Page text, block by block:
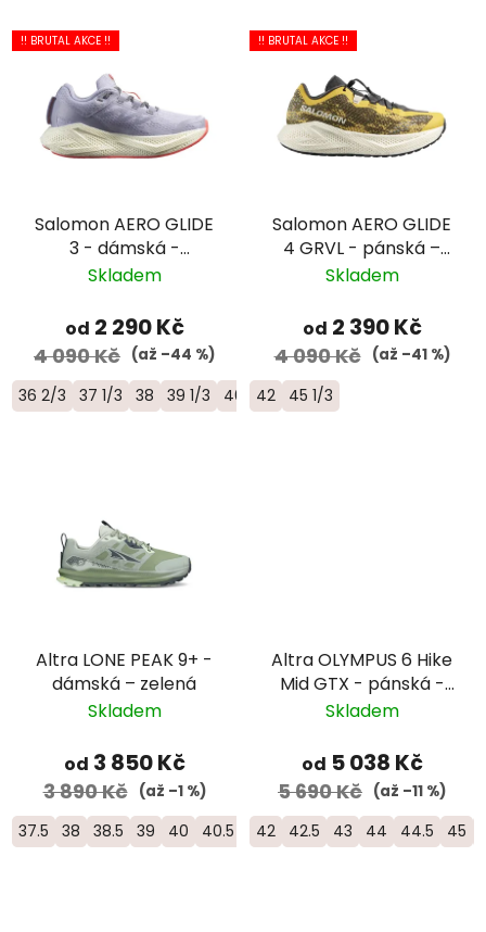
!! BRUTAL AKCE !!
Salomon AERO GLIDE
3 - dámská -
fialová/bílá
Skladem
od 2 290 Kč
4 090 Kč (až –44 %)
36 2/3 37 1/3 38 39 1/3 40 2/3
!! BRUTAL AKCE !!
Salomon AERO GLIDE
4 GRVL - pánská –
žlutá/šedá
Skladem
od 2 390 Kč
4 090 Kč (až –41 %)
42 45 1/3
Altra LONE PEAK 9+ -
dámská – zelená
Skladem
od 3 850 Kč
3 890 Kč (až –1 %)
37.5 38 38.5 39 40 40.5 41 42
Altra OLYMPUS 6 Hike
Mid GTX - pánská -
zelená
Skladem
od 5 038 Kč
5 690 Kč (až –11 %)
42 42.5 43 44 44.5 45